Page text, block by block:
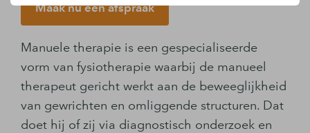
Maak nu een afspraak
Manuele therapie is een gespecialiseerde
vorm van fysiotherapie waarbij de manueel
therapeut gericht werkt aan de beweeglijkheid
van gewrichten en omliggende structuren. Dat
doet hij of zij via diagnostisch onderzoek en